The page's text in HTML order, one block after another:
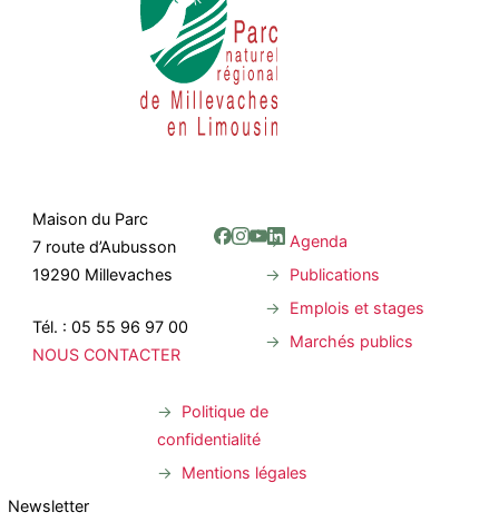
Maison du Parc
7 route d’Aubusson
19290 Millevaches
Tél. : 05 55 96 97 00
NOUS CONTACTER
Agenda
Publications
Emplois et stages
Marchés publics
Politique de
confidentialité
Mentions légales
Newsletter